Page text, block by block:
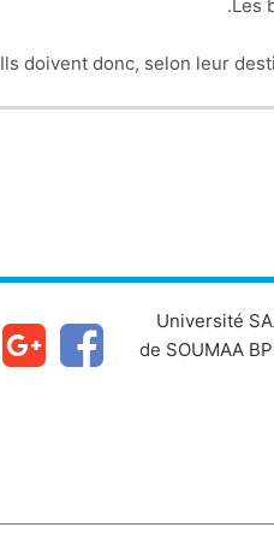
Les
Ils doivent donc, selon leur
Université
de SOUMAA